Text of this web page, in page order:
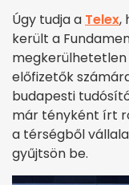
Úgy tudja a Telex,
került a
megkerülhetetlen
előfizetők
budapesti
már tényként írt
a térségből
gyűjtsön be.